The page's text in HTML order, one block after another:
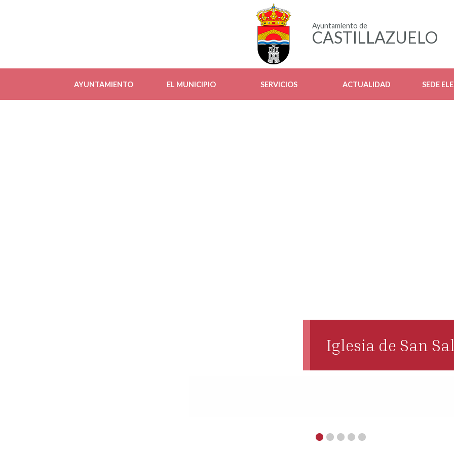
Ayuntamiento de
CASTILLAZUELO
AYUNTAMIENTO EL MUNICIPIO SERVICIOS ACTUALIDAD SEDE
Iglesia de San